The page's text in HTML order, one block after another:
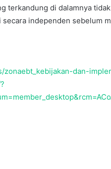
terkandung di dalamnya
independen sebelum
zonaebt_kebijakan-dan-